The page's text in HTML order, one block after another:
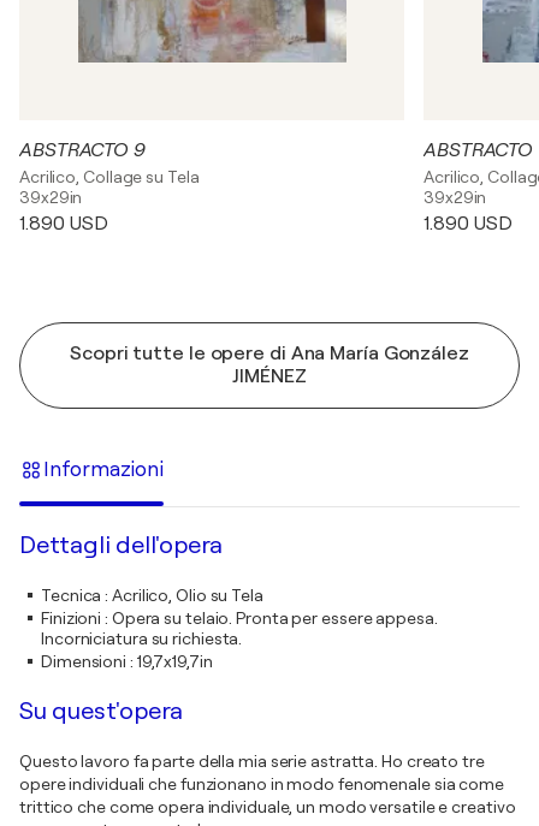
ABSTRACTO 9
Acrilico, Collage su Tela
39x29in
1.890 USD
ABSTRACTO
Acrilico,
39x29in
1.890 USD
Scopri tutte le opere di Ana María González
JIMÉNEZ
Informazioni
Dettagli dell'opera
Tecnica :Acrilico, Olio su Tela
Finizioni : Opera su telaio. Pronta per essere appesa.
Incorniciatura su richiesta.
Dimensioni : 19,7x19,7in
Su quest'opera
Questo lavoro fa parte della mia serie astratta. Ho creato tre
opere individuali che funzionano in modo fenomenale sia come
trittico che come opera individuale, un modo versatile e creativo